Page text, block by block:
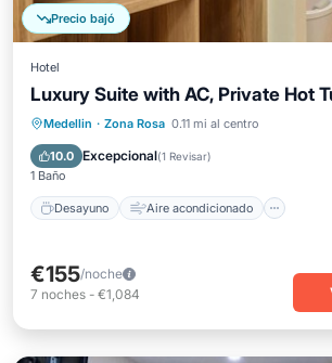
Precio bajó
Hotel
Luxury Suite with AC, Private Hot
Medellin · Zona Rosa 0.11 mi al centro
10.0 Excepcional(1 Revisar)
1 Baño
Desayuno Aire acondicionado
Desayuno
Aire acondicionado
Internet
Apto para niños
€155/noche
7 noches - €1,084